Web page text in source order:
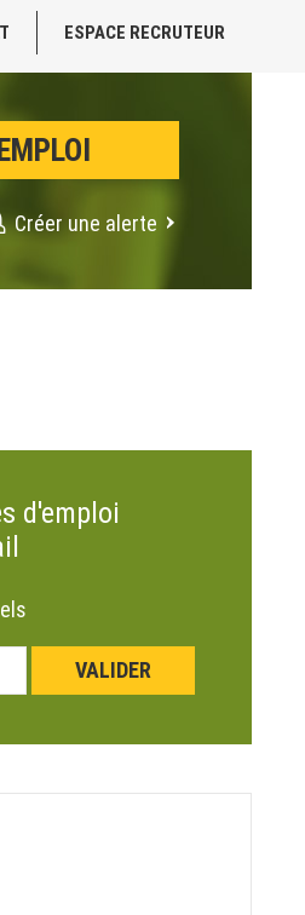
ESPACE RECRUTEUR
Créer une alerte
d'emploi